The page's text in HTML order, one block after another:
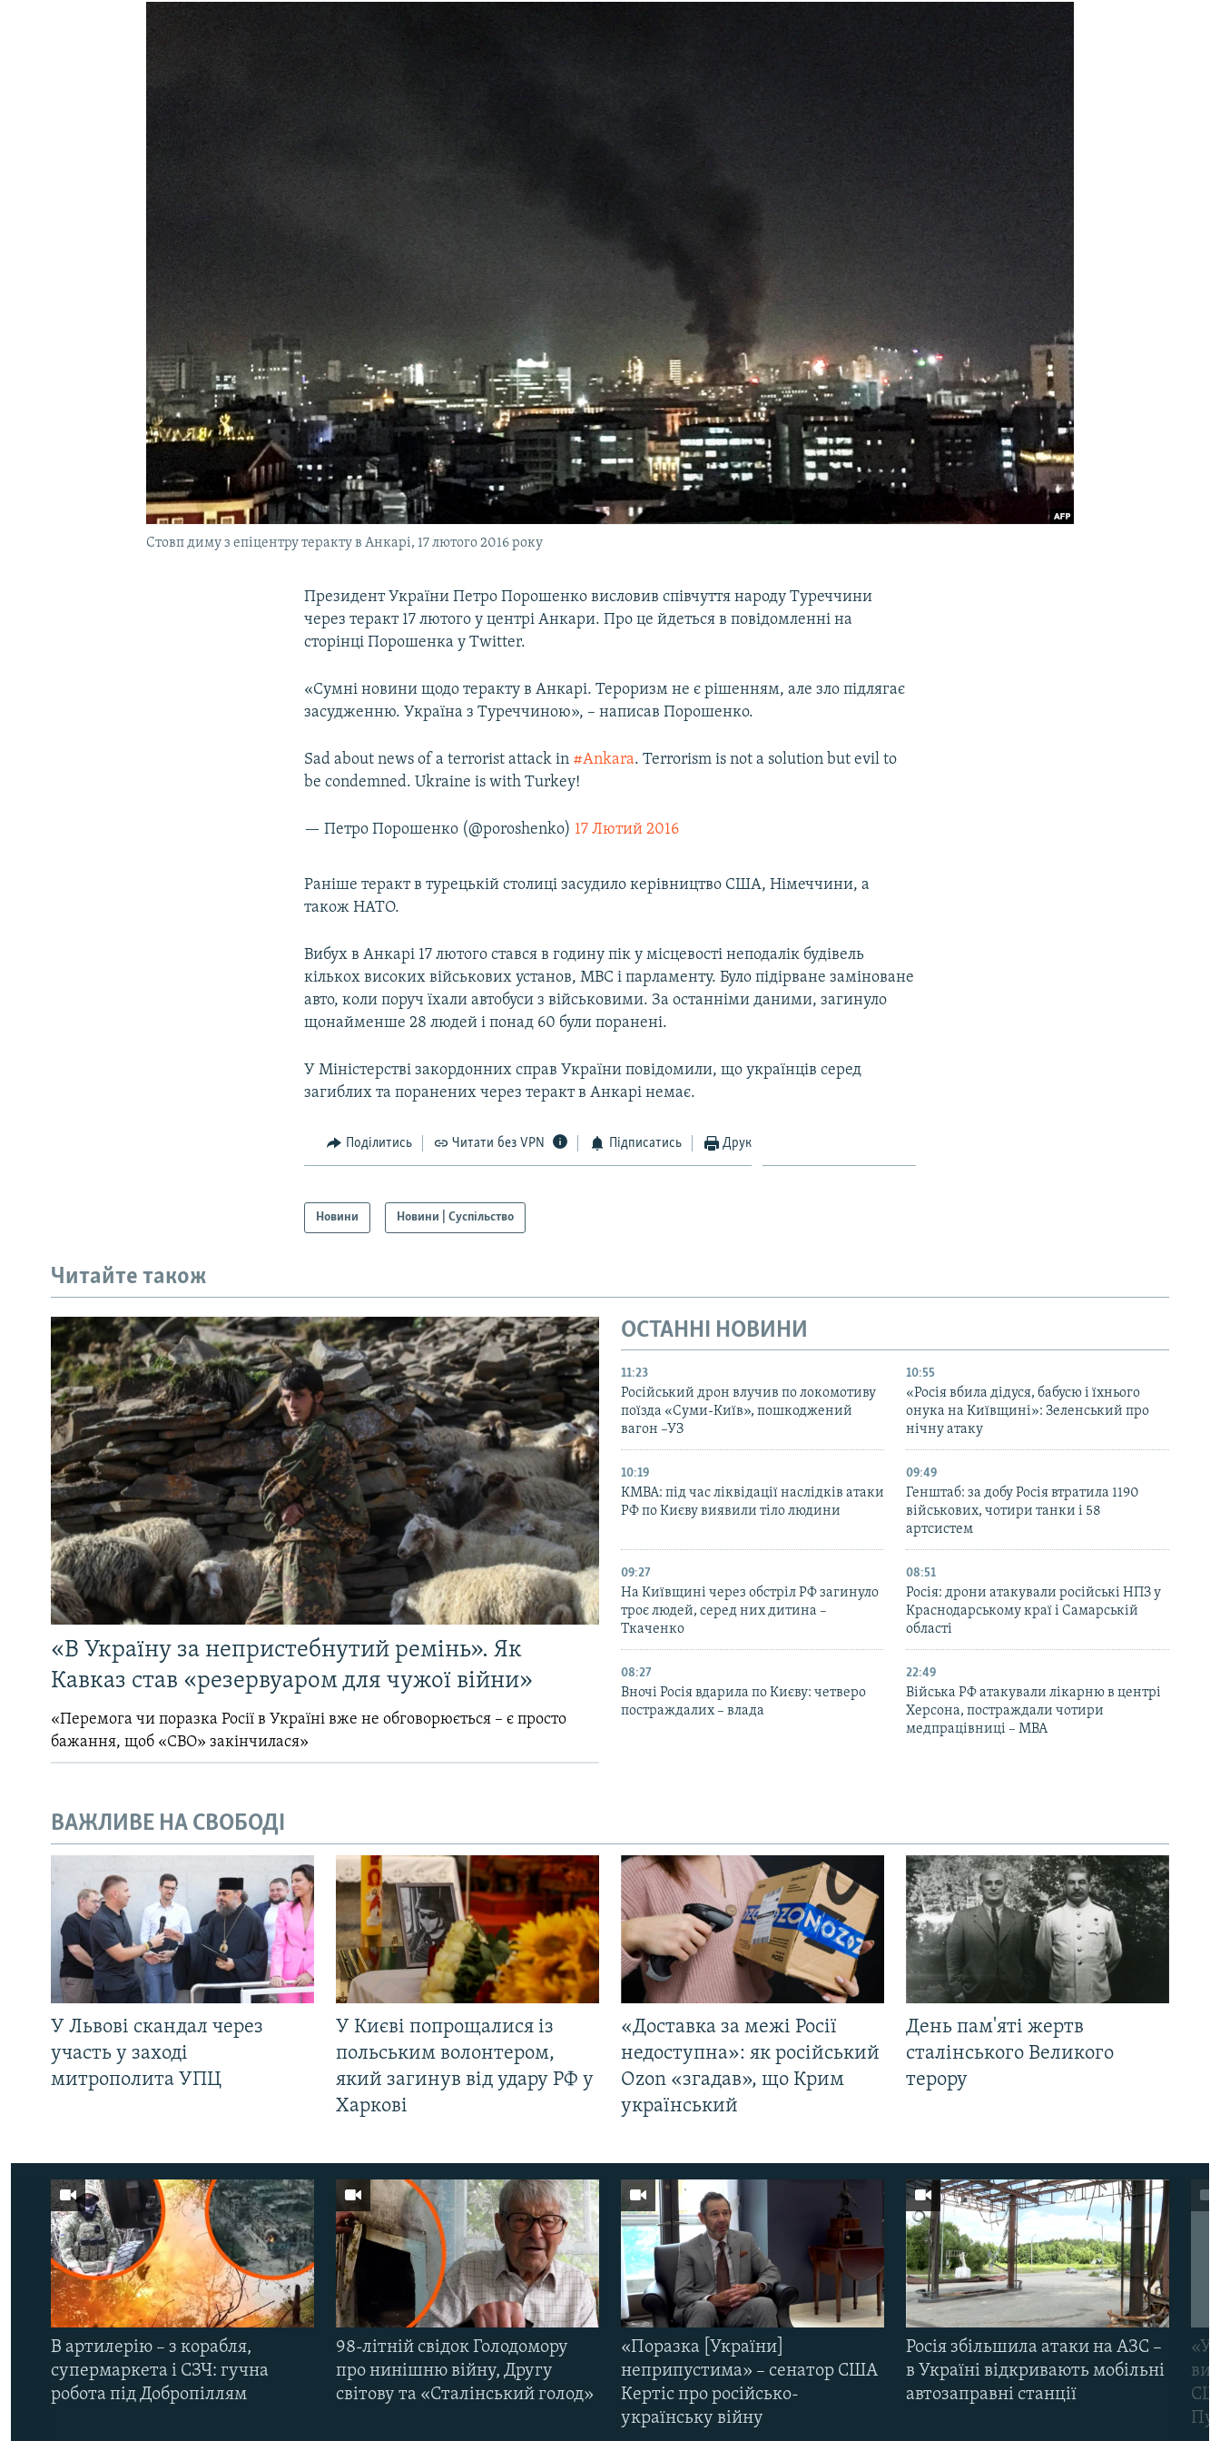
Стовп диму з епіцентру теракту в Анкарі, 17 лютого 2016 року
Президент України Петро Порошенко висловив співчуття народу Туреччини
через теракт 17 лютого у центрі Анкари. Про це йдеться в повідомленні на
сторінці Порошенка у Twitter.
«Сумні новини щодо теракту в Анкарі. Тероризм не є рішенням, але зло підлягає
засудженню. Україна з Туреччиною», – написав Порошенко.
Sad about news of a terrorist attack in #Ankara. Terrorism is not a solution but evil to
be condemned. Ukraine is with Turkey!
— Петро Порошенко (@poroshenko) 17 Лютий 2016
Раніше теракт в турецькій столиці засудило керівництво США, Німеччини, а
також НАТО.
Вибух в Анкарі 17 лютого стався в годину пік у місцевості неподалік будівель
кількох високих військових установ, МВС і парламенту. Було підірване заміноване
авто, коли поруч їхали автобуси з військовими. За останніми даними, загинуло
щонайменше 28 людей і понад 60 були поранені.
У Міністерстві закордонних справ України повідомили, що українців серед
загиблих та поранених через теракт в Анкарі немає.
Поділитись Читати без VPN Підписатись Друк
Новини Новини | Суспільство
Читайте також
«В Україну за непристебнутий ремінь». Як
Кавказ став «резервуаром для чужої війни»
«Перемога чи поразка Росії в Україні вже не обговорюється – є просто
бажання, щоб «СВО» закінчилася»
ОСТАННІ НОВИНИ
11:23
Російський дрон влучив по локомотиву
поїзда «Суми-Київ», пошкоджений
вагон –УЗ
10:55
«Росія вбила дідуся, бабусю і їхнього
онука на Київщині»: Зеленський про
нічну атаку
10:19
КМВА: під час ліквідації наслідків атаки
РФ по Києву виявили тіло людини
09:49
Генштаб: за добу Росія втратила 1190
військових, чотири танки і 58
артсистем
09:27
На Київщині через обстріл РФ загинуло
троє людей, серед них дитина –
Ткаченко
08:51
Росія: дрони атакували російські НПЗ у
Краснодарському краї і Самарській
області
08:27
Вночі Росія вдарила по Києву: четверо
постраждалих – влада
22:49
Війська РФ атакували лікарню в центрі
Херсона, постраждали чотири
медпрацівниці – МВА
ВАЖЛИВЕ НА СВОБОДІ
У Львові скандал через
участь у заході
митрополита УПЦ
У Києві попрощалися із
польським волонтером,
який загинув від удару РФ у
Харкові
«Доставка за межі Росії
недоступна»: як російський
Ozon «згадав», що Крим
український
День пам'яті жертв
сталінського Великого
терору
В артилерію – з корабля,
супермаркета і СЗЧ: гучна
робота під Добропіллям
98-літній свідок Голодомору
про нинішню війну, Другу
світову та «Сталінський голод»
«Поразка [України]
неприпустима» – сенатор США
Кертіс про російсько-
українську війну
Росія збільшила атаки на АЗС –
в Україні відкривають мобільні
автозаправні станції